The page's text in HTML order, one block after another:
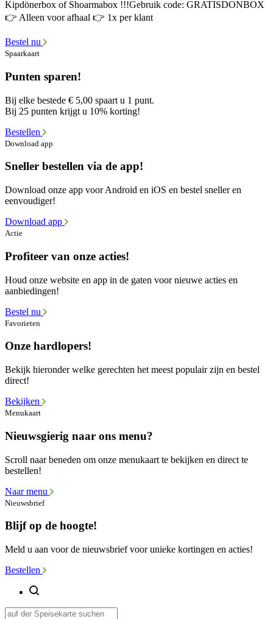
Kipdönerbox of Shoarmabox !!!Gebruik code: GRATISDONBOX
👉 Alleen voor afhaal 👉 1x per klant
Bestel nu
Spaarkaart
Punten sparen!
Bij elke bestede € 5,00 spaart u 1 punt.
Bij 25 punten krijgt u 10% korting!
Bestellen
Download app
Sneller bestellen via de app!
Download onze app voor Android en iOS en bestel sneller en
eenvoudiger!
Download app
Actie
Profiteer van onze acties!
Houd onze website en app in de gaten voor nieuwe acties en
aanbiedingen!
Bestel nu
Favorieten
Onze hardlopers!
Bekijk hieronder welke gerechten het meest populair zijn en bestel
direct!
Bekijken
Menukaart
Nieuwsgierig naar ons menu?
Scroll naar beneden om onze menukaart te bekijken en direct te
bestellen!
Naar menu
Nieuwsbrief
Blijf op de hoogte!
Meld u aan voor de nieuwsbrief voor unieke kortingen en acties!
Bestellen